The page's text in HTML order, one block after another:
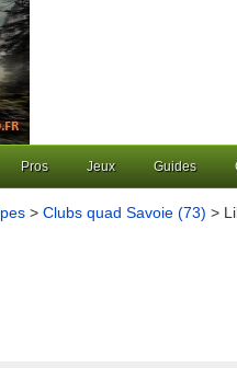
Pros Jeux Guides
> Clubs quad Savoie (73) >